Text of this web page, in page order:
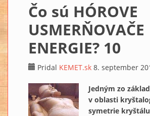
Čo sú HÓROVE
USMERŇOVAČE
ENERGIE? 10
Pridal KEMET.sk 8. september
Jedným zo
v oblasti
symetrie